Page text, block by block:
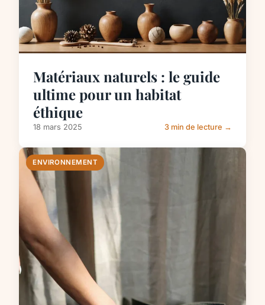
Matériaux naturels : le guide
ultime pour un habitat
éthique
18 mars 2025 3 min de lecture →
ENVIRONNEMENT